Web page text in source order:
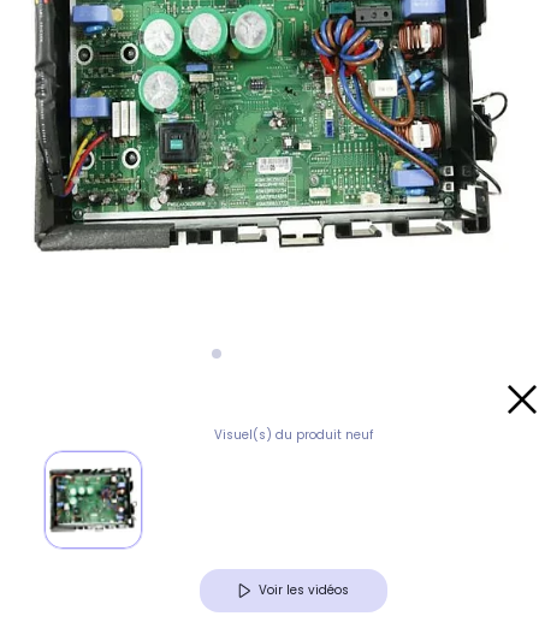
Visuel(s) du produit neuf
Voir les vidéos